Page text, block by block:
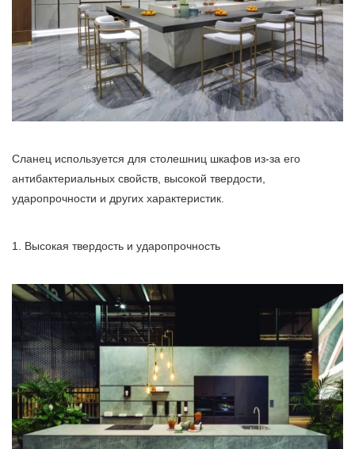
Сланец используется для столешниц шкафов из-за его
антибактериальных свойств, высокой твердости,
ударопрочности и других характеристик.
1. Высокая твердость и ударопрочность